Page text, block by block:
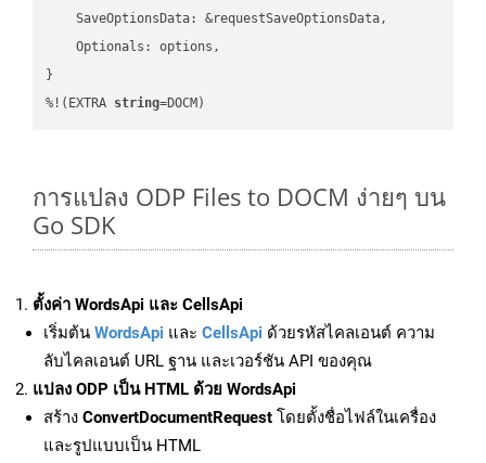
    SaveOptionsData: &requestSaveOptionsData,
    Optionals: options,
}
%!(EXTRA string=DOCM)
การแปลง ODP Files to DOCM ง่ายๆ บน
Go SDK
ตั้งค่า WordsApi และ CellsApi
เริ่มต้น WordsApi และ CellsApi ด้วยรหัสไคลเอนต์ ความ
ลับไคลเอนต์ URL ฐาน และเวอร์ชัน API ของคุณ
แปลง ODP เป็น HTML ด้วย WordsApi
สร้าง ConvertDocumentRequest โดยตั้งชื่อไฟล์ในเครื่อง
และรูปแบบเป็น HTML